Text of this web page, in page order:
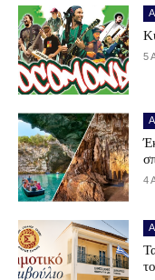
5
4